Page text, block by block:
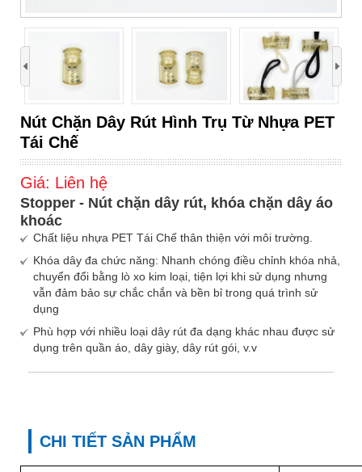
Nút Chặn Dây Rút Hình Trụ Từ Nhựa PET
Tái Chế
Giá: Liên hệ
Stopper - Nút chặn dây rút, khóa chặn dây áo
khoác
Chất liệu nhựa PET Tái Chế thân thiện với môi trường.
Khóa dây đa chức năng: Nhanh chóng điều chỉnh khóa nhả,
chuyển đổi bằng lò xo kim loại, tiện lợi khi sử dụng nhưng
vẫn đảm bảo sự chắc chắn và bền bỉ trong quá trình sử
dụng
Phù hợp với nhiều loại dây rút đa dạng khác nhau được sử
dụng trên quần áo, dây giày, dây rút gói, v.v
CHI TIẾT SẢN PHẨM